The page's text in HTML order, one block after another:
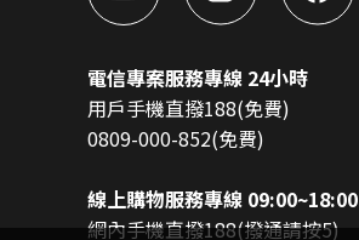
電信專案服務專線 24小時
用戶手機直撥188(免費)
0809-000-852(免費)
線上購物服務專線 09:00~18:00
網內手機直撥188(撥通請按5)